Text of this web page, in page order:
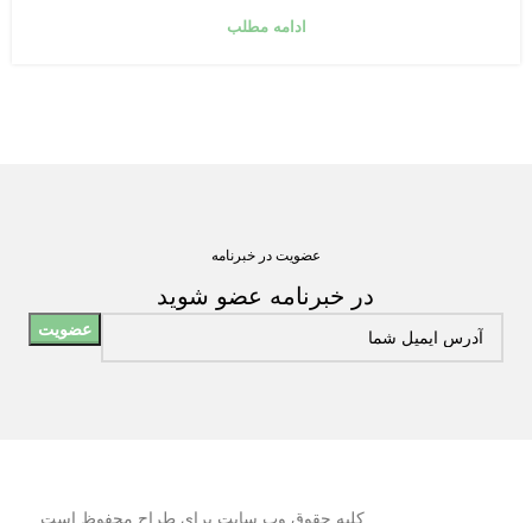
ادامه مطلب
عضویت در خبرنامه
در خبرنامه عضو شوید
کلیه حقوق وب سایت برای طراح محفوظ است.